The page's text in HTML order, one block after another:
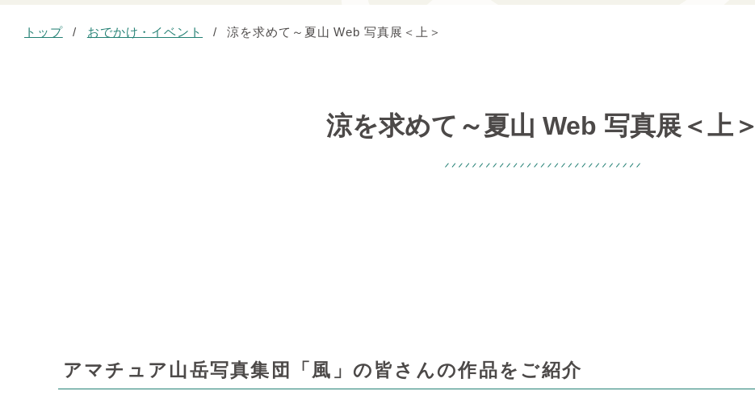
トップ / おでかけ・イベント / 涼を求めて～夏山 Web 写真展＜上＞
涼を求めて～夏山 Web 写真展＜上＞
アマチュア山岳写真集団「風」の皆さんの作品をご紹介